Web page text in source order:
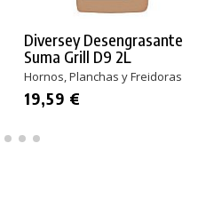
Diversey Desengrasante
Suma Grill D9 2L
Hornos, Planchas y Freidoras
19,59 €